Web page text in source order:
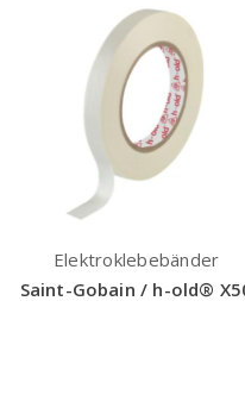
Elektroklebebänder
Saint-Gobain / h-old®